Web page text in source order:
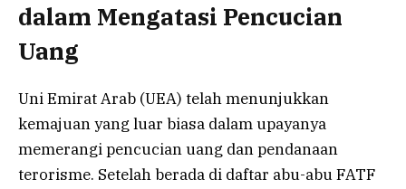
dalam Mengatasi Pencucian
Uang
Uni Emirat Arab (UEA) telah menunjukkan
kemajuan yang luar biasa dalam upayanya
memerangi pencucian uang dan pendanaan
terorisme. Setelah berada di daftar abu-abu FATF